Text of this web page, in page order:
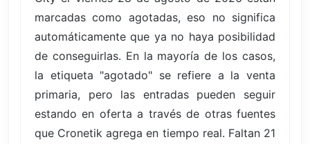
marcadas como agotadas, eso no significa
automáticamente que ya no haya posibilidad
de conseguirlas. En la mayoría de los casos,
la etiqueta "agotado" se refiere a la venta
primaria, pero las entradas pueden seguir
estando en oferta a través de otras fuentes
que Cronetik agrega en tiempo real. Faltan 21